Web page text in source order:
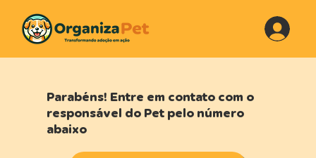
Parabéns! Entre em contato com o
responsável do Pet pelo número
abaixo